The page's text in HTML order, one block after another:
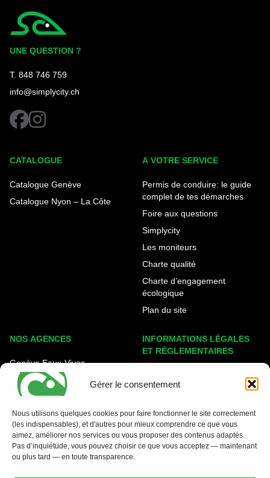
Gérer le consentement
Nous utilisons quelques cookies pour faire fonctionner le site correctement
(les indispensables), et d'autres pour mieux comprendre ce que vous
aimez, améliorer nos services ou vous proposer des contenus adaptés.
Pas d’inquiétude, vous pouvez choisir ce que vous acceptez — maintenant
ou plus tard — en toute transparence.
UNE QUESTION ?
T. 848 746 759
info@simplycity.ch
facebookinstagram
CATALOGUE
Catalogue Genève
Catalogue Nyon – La Côte
A VOTRE SERVICE
Permis de conduire: le guide
complet de tes démarches
Foire aux questions
Simplycity
Les moniteurs
Charte qualité
Charte d’engagement
écologique
Plan du site
NOS AGENCES
Genève Eaux-Vives
Carouge - Rondeau
Nyon - La Côte
INFORMATIONS LÉGALES
ET RÉGLEMENTAIRES
Protection des données
Conditions générales